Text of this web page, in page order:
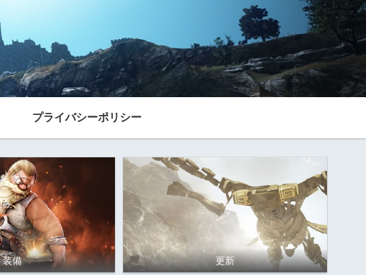
プライバシーポリシー
装備 更新